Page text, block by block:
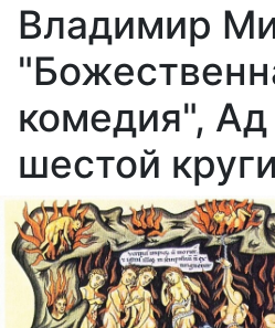
Владимир
комедия", Ад
шестой